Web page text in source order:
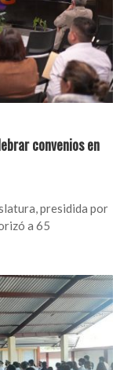
convenios en
presidida por
a 65